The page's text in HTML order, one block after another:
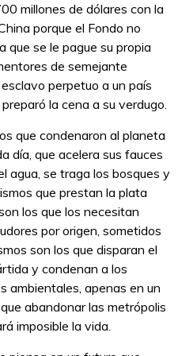
millones de dólares con la
porque el Fondo no
que se le pague su propia
de semejante
perpetuo a un país
la cena a su verdugo.
que condenaron al planeta
día, que acelera sus fauces
agua, se traga los bosques y
que prestan la plata
los que los necesitan
por origen, sometidos
son los que disparan el
y condenan a los
ambientales, apenas en un
abandonar las metrópolis
imposible la vida.